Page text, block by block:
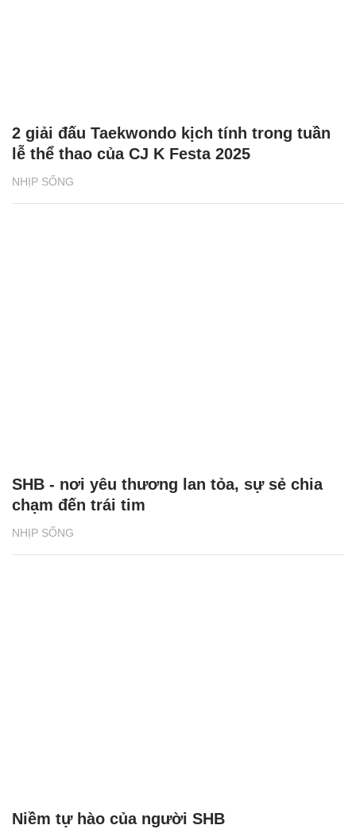
NHỊP SỐNG
2 giải đấu Taekwondo kịch tính trong tuần
lễ thể thao của CJ K Festa 2025
NHỊP SỐNG
SHB - nơi yêu thương lan tỏa, sự sẻ chia
chạm đến trái tim
Niềm tự hào của người SHB